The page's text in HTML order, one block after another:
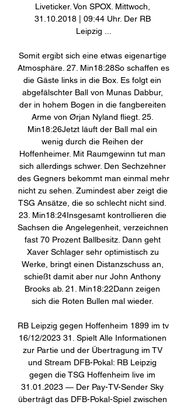
Liveticker. Von SPOX. Mittwoch,
31.10.2018 | 09:44 Uhr. Der RB
Leipzig ...
Somit ergibt sich eine etwas eigenartige
Atmosphäre. 27. Min18:28So schaffen es
die Gäste links in die Box. Es folgt ein
abgefälschter Ball von Munas Dabbur,
der in hohem Bogen in die fangbereiten
Arme von Ørjan Nyland fliegt. 25.
Min18:26Jetzt läuft der Ball mal ein
wenig durch die Reihen der
Hoffenheimer. Mit Raumgewinn tut man
sich allerdings schwer. Den Sechzehner
des Gegners bekommt man einmal mehr
nicht zu sehen. Zumindest aber zeigt die
TSG Ansätze, die so schlecht nicht sind.
23. Min18:24Insgesamt kontrollieren die
Sachsen die Angelegenheit, verzeichnen
fast 70 Prozent Ballbesitz. Dann geht
Xaver Schlager sehr optimistisch zu
Werke, bringt einen Distanzschuss an,
schießt damit aber nur John Anthony
Brooks ab. 21. Min18:22Dann zeigen
sich die Roten Bullen mal wieder.
RB Leipzig gegen Hoffenheim 1899 im tv
16/12/2023 31. Spielt Alle Informationen
zur Partie und der Übertragung im TV
und Stream DFB-Pokal: RB Leipzig
gegen die TSG Hoffenheim live im
31.01.2023 — Der Pay-TV-Sender Sky
überträgt das DFB-Pokal-Spiel zwischen